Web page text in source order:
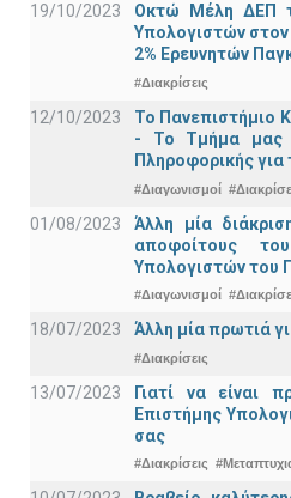
19/10/2023
Οκτώ Μέλη ΔΕΠ
Υπολογιστών
2% Ερευνητών
#Διακρίσεις
12/10/2023
Το Πανεπιστήμιο
- Το Τμήμα μας
Πληροφορικής για
#Διαγωνισμοί
01/08/2023
Άλλη μία
αποφοίτους
Υπολογιστών του
#Διαγωνισμοί
18/07/2023 Άλλη μία πρωτιά
#Διακρίσεις
13/07/2023
Γιατί να είναι
Επιστήμης
σας
#Διακρίσεις